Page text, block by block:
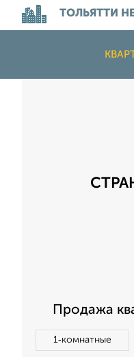
ТОЛЬЯТТИ
Продажа
1‑комнатные